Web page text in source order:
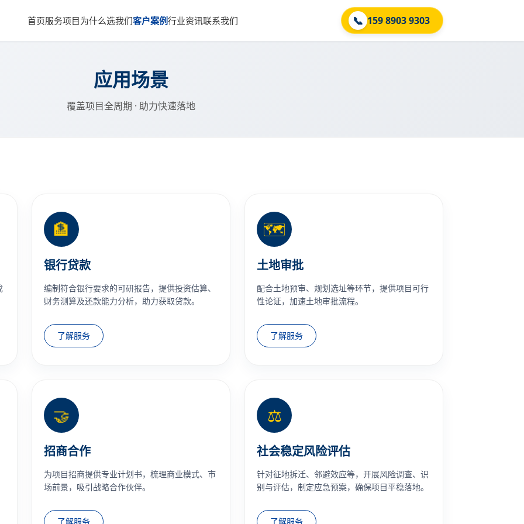
首页服务项目为什么选我们客户案例行业资讯联系我们 📞 159 8903 9303
应用场景
覆盖项目全周期 · 助力快速落地
🏦
银行贷款
编制符合银行要求的可研报告，提供投资估算、
财务测算及还款能力分析，助力获取贷款。
了解服务
🗺️
土地审批
配合土地预审、规划选址等环节，提供项目可行
性论证，加速土地审批流程。
了解服务
🤝
招商合作
为项目招商提供专业计划书，梳理商业模式、市
场前景，吸引战略合作伙伴。
了解服务
⚖️
社会稳定风险评估
针对征地拆迁、邻避效应等，开展风险调查、识
别与评估，制定应急预案，确保项目平稳落地。
了解服务